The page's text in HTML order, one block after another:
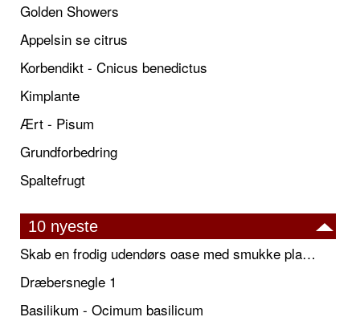
Golden Showers
Appelsin se citrus
Korbendikt - Cnicus benedictus
Kimplante
Ært - Pisum
Grundforbedring
Spaltefrugt
10 nyeste
Skab en frodig udendørs oase med smukke plantekrukker og elegante espalier
Dræbersnegle 1
Basilikum - Ocimum basilicum